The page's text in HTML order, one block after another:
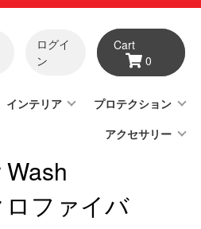
ログイ
ン
Cart
0
インテリア
プロテクション
アクセサリー
ファイバ